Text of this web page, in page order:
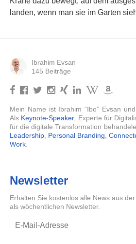
landen, wenn man sie im Garten
Ibrahim Evsan
145 Beiträge
Mein Name ist Ibrahim “Ibo” Evsan
Als Keynote-Speaker, Experte für
für die digitale Transformation
Leadership Personal Branding
Work
Newsletter
Erhalten Sie kostenlos alle News aus
als wöchentlichen Newsletter.